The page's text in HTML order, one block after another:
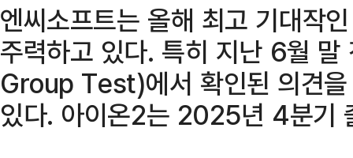
엔씨소프트는 올해 최고 기대작
주력하고 있다. 특히 지난 6월
Group Test)에서 확인된 의견을
있다. 아이온2는 2025년 4분기